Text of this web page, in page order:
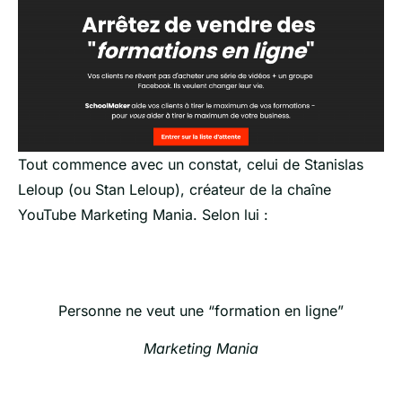
Tout commence avec un constat, celui de Stanislas
Leloup (ou Stan Leloup), créateur de la chaîne
YouTube Marketing Mania. Selon lui :
Personne ne veut une “formation en ligne”
Marketing Mania